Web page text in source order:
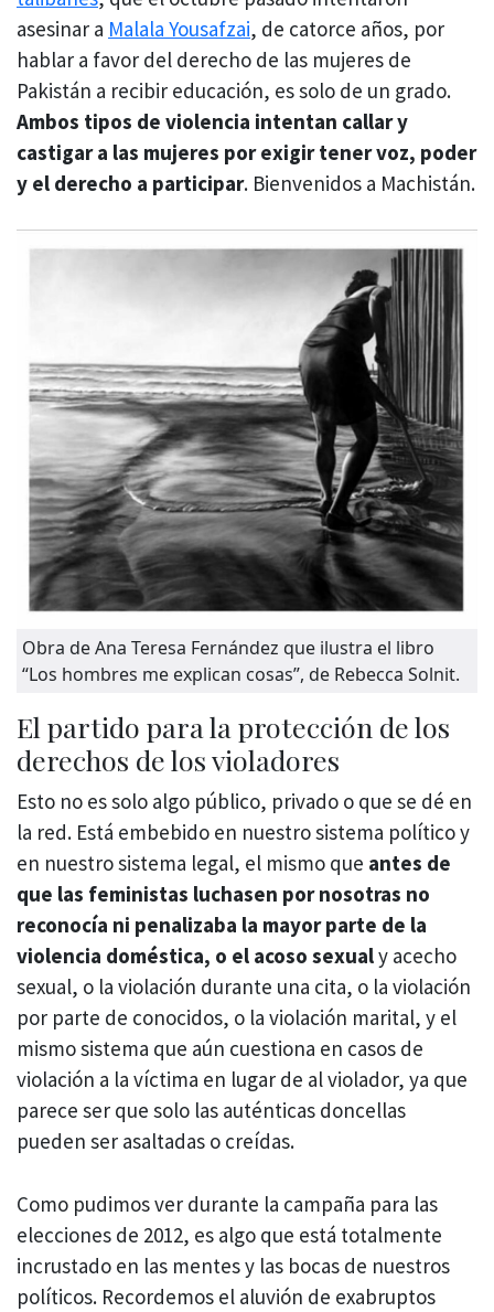
asesinar a Malala Yousafzai, de catorce años, por
hablar a favor del derecho de las mujeres de
Pakistán a recibir educación, es solo de un grado.
Ambos tipos de violencia intentan callar y
castigar a las mujeres por exigir tener voz, poder
y el derecho a participar. Bienvenidos a Machistán.
Obra de Ana Teresa Fernández que ilustra el libro
“Los hombres me explican cosas”, de Rebecca Solnit.
El partido para la protección de los
derechos de los violadores
Esto no es solo algo público, privado o que se dé en
la red. Está embebido en nuestro sistema político y
en nuestro sistema legal, el mismo que antes de
que las feministas luchasen por nosotras no
reconocía ni penalizaba la mayor parte de la
violencia doméstica, o el acoso sexualy acecho
sexual, o la violación durante una cita, o la violación
por parte de conocidos, o la violación marital, y el
mismo sistema que aún cuestiona en casos de
violación a la víctima en lugar de al violador, ya que
parece ser que solo las auténticas doncellas
pueden ser asaltadas o creídas.
Como pudimos ver durante la campaña para las
elecciones de 2012, es algo que está totalmente
incrustado en las mentes y las bocas de nuestros
políticos. Recordemos el aluvión de exabruptos